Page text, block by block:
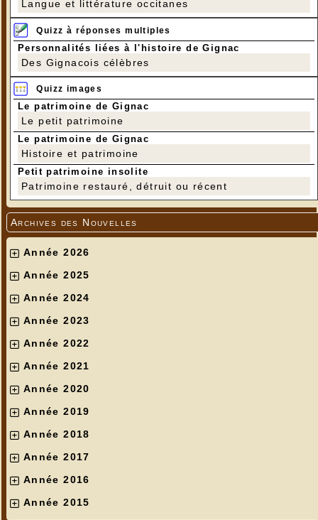
Langue et littérature occitanes
Quizz à réponses multiples
Personnalités liées à l'histoire de Gignac
Des Gignacois célèbres
Quizz images
Le patrimoine de Gignac
Le petit patrimoine
Le patrimoine de Gignac
Histoire et patrimoine
Petit patrimoine insolite
Patrimoine restauré, détruit ou récent
Archives des Nouvelles
Année 2026
Année 2025
Année 2024
Année 2023
Année 2022
Année 2021
Année 2020
Année 2019
Année 2018
Année 2017
Année 2016
Année 2015